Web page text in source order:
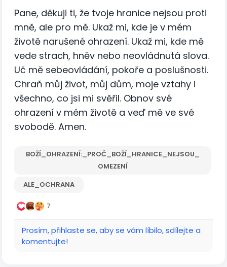
Pane, děkuji ti, že tvoje hranice nejsou proti
mně, ale pro mě. Ukaž mi, kde je v mém
životě narušené ohrazení. Ukaž mi, kde mě
vede strach, hněv nebo neovládnutá slova.
Uč mě sebeovládání, pokoře a poslušnosti.
Chraň můj život, můj dům, moje vztahy i
všechno, co jsi mi svěřil. Obnov své
ohrazení v mém životě a veď mě ve své
svobodě. Amen.
BOŽÍ_OHRAZENÍ:_PROČ_BOŽÍ_HRANICE_NEJSOU_
OMEZENÍ
ALE_OCHRANA
7
Prosím, přihlaste se, aby se vám líbilo, sdílejte a
komentujte!